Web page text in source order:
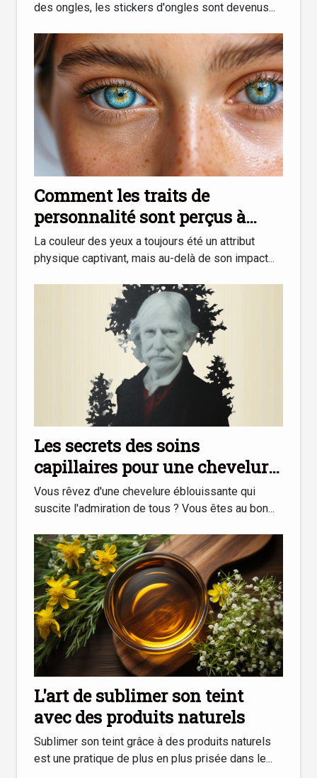
des ongles, les stickers d'ongles sont devenus...
Comment les traits de
personnalité sont perçus à
travers la couleur des yeux
La couleur des yeux a toujours été un attribut
physique captivant, mais au-delà de son impact...
Les secrets des soins
capillaires pour une chevelure
éblouissante
Vous rêvez d'une chevelure éblouissante qui
suscite l'admiration de tous ? Vous êtes au bon...
L'art de sublimer son teint
avec des produits naturels
Sublimer son teint grâce à des produits naturels
est une pratique de plus en plus prisée dans le...